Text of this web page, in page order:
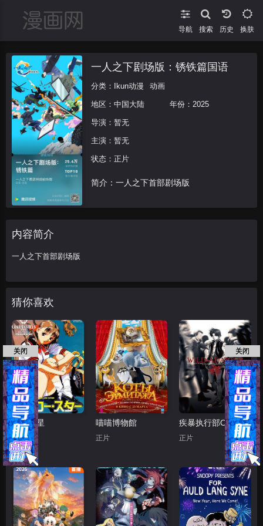
导航 搜索 换肤
一人之下剧场版：锈铁篇国语
分类： Ikun动漫 动画
地区： 中国大陆 年份： 2025
导演： 暂无
主演： 暂无
状态：正片
简介：一人之下首部剧场版
内容简介
一人之下首部剧场版
猜你喜欢
黄色之星
正片
喵喵博物館
正片
疾暴执行部OVA：禅
正片
关闭 关闭